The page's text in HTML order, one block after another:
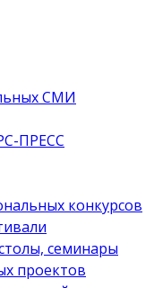
СМИ
ПРЕСС
конкурсов
семинары
проектов